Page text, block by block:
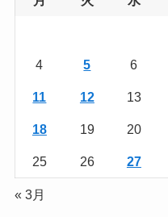
4 5 6
11 12 13
18 19 20
25 26 27
« 3月